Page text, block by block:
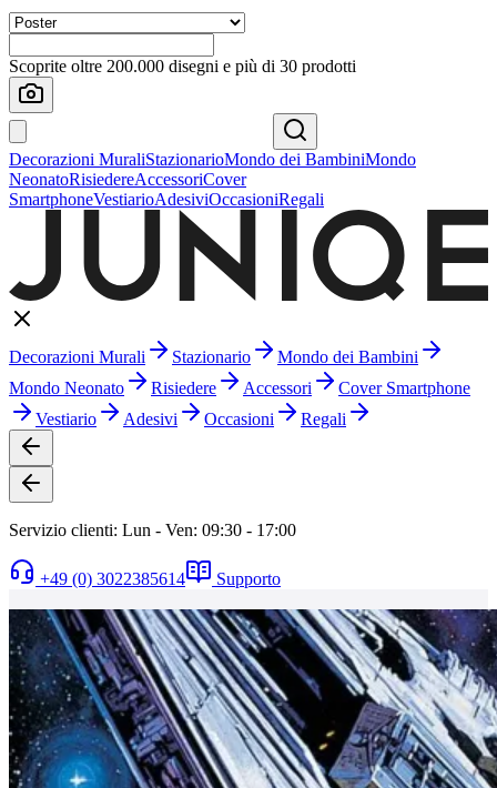
Scoprite oltre 200.000 disegni e più di 30 prodotti
Decorazioni MuraliStazionarioMondo dei BambiniMondo
NeonatoRisiedereAccessoriCover
SmartphoneVestiarioAdesiviOccasioniRegali
Decorazioni Murali Stazionario
Mondo dei Bambini
Mondo Neonato
Risiedere Accessori
Cover Smartphone
Vestiario
Adesivi Occasioni Regali
Servizio clienti: Lun - Ven: 09:30 - 17:00
+49 (0) 3022385614 Supporto